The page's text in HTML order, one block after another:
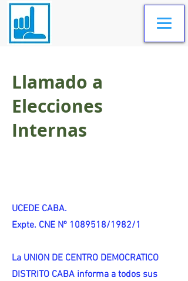
Llamado a
Elecciones
Internas
UCEDE CABA.
Expte. CNE Nº 1089518/1982/1
La UNION DE CENTRO DEMOCRATICO
DISTRITO CABA informa a todos sus